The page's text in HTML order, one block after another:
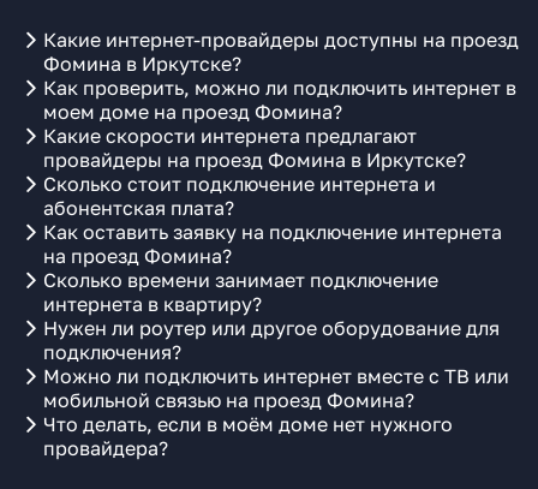
Какие интернет-провайдеры доступны на проезд
Фомина в Иркутске?
Как проверить, можно ли подключить интернет в
моем доме на проезд Фомина?
Какие скорости интернета предлагают
провайдеры на проезд Фомина в Иркутске?
Сколько стоит подключение интернета и
абонентская плата?
Как оставить заявку на подключение интернета
на проезд Фомина?
Сколько времени занимает подключение
интернета в квартиру?
Нужен ли роутер или другое оборудование для
подключения?
Можно ли подключить интернет вместе с ТВ или
мобильной связью на проезд Фомина?
Что делать, если в моём доме нет нужного
провайдера?